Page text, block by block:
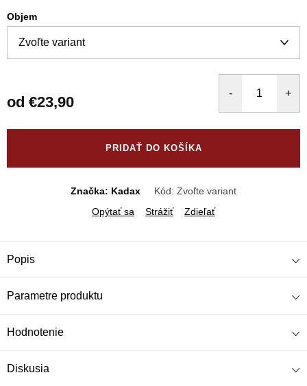
Objem
od €23,90
PRIDAŤ DO KOŠÍKA
Značka: Kadax Kód: Zvoľte variant
Opýtať sa
Strážiť Zdieľať
Popis
Parametre produktu
Hodnotenie
Diskusia